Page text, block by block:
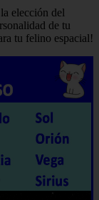
elección del
de tu
tu felino espacial!